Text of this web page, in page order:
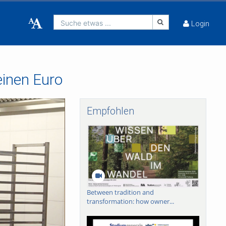
Suche etwas ... Login
Euro
Empfohlen
Between tradition and
transformation: how owner...